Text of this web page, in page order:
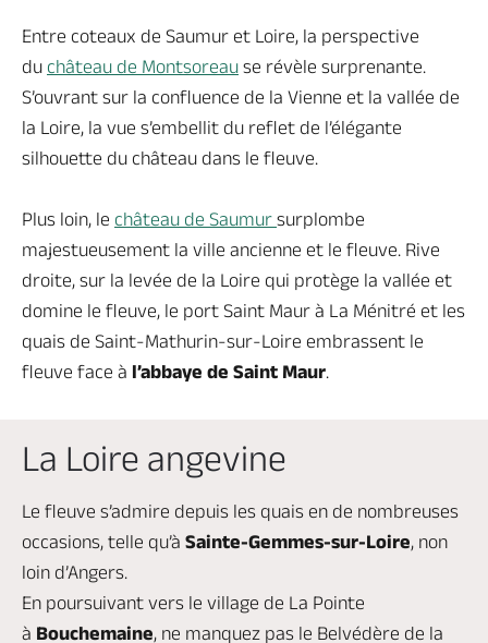
Entre coteaux de Saumur et Loire, la perspective
du château de Montsoreau se révèle surprenante.
S’ouvrant sur la confluence de la Vienne et la vallée de
la Loire, la vue s’embellit du reflet de l’élégante
silhouette du château dans le fleuve.
Plus loin, le château de Saumur surplombe
majestueusement la ville ancienne et le fleuve. Rive
droite, sur la levée de la Loire qui protège la vallée et
domine le fleuve, le port Saint Maur à La Ménitré et les
quais de Saint-Mathurin-sur-Loire embrassent le
fleuve face à l’abbaye de Saint Maur.
La Loire angevine
Le fleuve s’admire depuis les quais en de nombreuses
occasions, telle qu’à Sainte-Gemmes-sur-Loire, non
loin d’Angers.
En poursuivant vers le village de La Pointe
à Bouchemaine, ne manquez pas le Belvédère de la